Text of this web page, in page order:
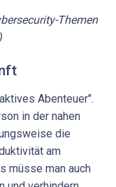
Themen
Abenteuer".
in der nahen
die
am
müsse man auch